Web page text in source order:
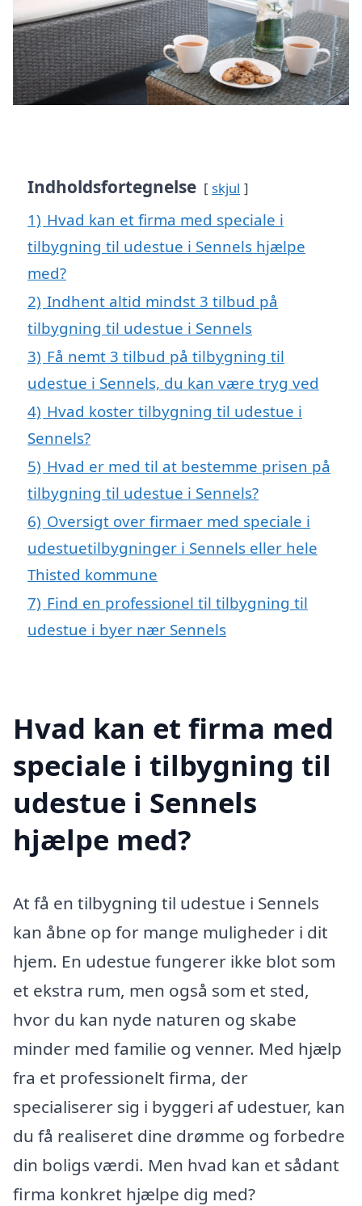
Indholdsfortegnelse skjul
1) Hvad kan et firma med speciale i
tilbygning til udestue i Sennels hjælpe
med?
2) Indhent altid mindst 3 tilbud på
tilbygning til udestue i Sennels
3) Få nemt 3 tilbud på tilbygning til
udestue i Sennels, du kan være tryg ved
4) Hvad koster tilbygning til udestue i
Sennels?
5) Hvad er med til at bestemme prisen på
tilbygning til udestue i Sennels?
6) Oversigt over firmaer med speciale i
udestuetilbygninger i Sennels eller hele
Thisted kommune
7) Find en professionel til tilbygning til
udestue i byer nær Sennels
Hvad kan et firma med
speciale i tilbygning til
udestue i Sennels
hjælpe med?
At få en tilbygning til udestue i Sennels
kan åbne op for mange muligheder i dit
hjem. En udestue fungerer ikke blot som
et ekstra rum, men også som et sted,
hvor du kan nyde naturen og skabe
minder med familie og venner. Med hjælp
fra et professionelt firma, der
specialiserer sig i byggeri af udestuer, kan
du få realiseret dine drømme og forbedre
din boligs værdi. Men hvad kan et sådant
firma konkret hjælpe dig med?